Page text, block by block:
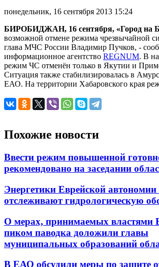
могут
режим
ЧС
в
начале
следующей
недели
понедельник, 16 сентября 2013 15:24
БИРОБИДЖАН, 16 сентября, «Город на
возможной отмене режима чрезвычайной
глава МЧС России Владимир Пучков, -
информационное агентство REGNUM. В
режим ЧС отменён только в Якутии и
Ситуация также стабилизировалась в
ЕАО. На территории Хабаровского края
Похожие новости
Ввести режим повышенной
рекомендовано на заседании
Энергетики Еврейской автономии
отслеживают гидрологическую
О мерах, принимаемых властями
пиком паводка доложили главы
муниципальных образований
В ЕАО обсудили меры по защите